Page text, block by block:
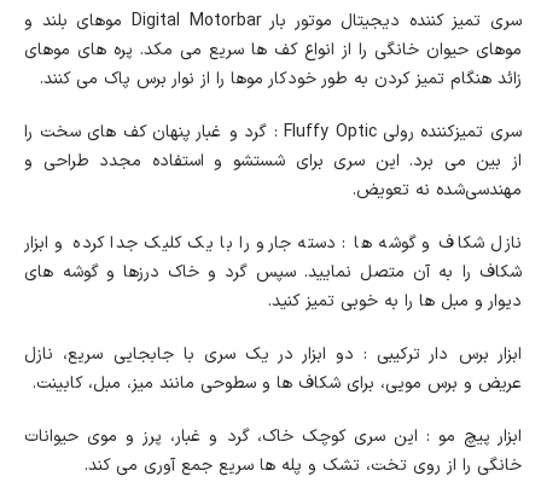
سری تمیز کننده دیجیتال موتور بار Digital Motorbar موهای بلند و
موهای حیوان خانگی را از انواع کف ها سریع می مکد. پره های موهای
زائد هنگام تمیز کردن به طور خودکار موها را از نوار برس پاک می کنند.
سری تمیزکننده رولی Fluffy Optic : گرد و غبار پنهان کف های سخت را
از بین می برد. این سری برای شستشو و استفاده مجدد طراحی و
مهندسی‌شده نه تعویض.
نازل شکاف و گوشه ها : دسته جارو را با یک کلیک جدا کرده و ابزار
شکاف را به آن متصل نمایید. سپس گرد و خاک درزها و گوشه های
دیوار و مبل ها را به خوبی تمیز کنید.
ابزار برس دار ترکیبی : دو ابزار در یک سری با جابجایی سریع، نازل
عریض و برس مویی، برای شکاف ها و سطوحی مانند میز، مبل، کابینت.
ابزار پیچ مو : این سری کوچک خاک، گرد و غبار، پرز و موی حیوانات
خانگی را از روی تخت، تشک و پله ها سریع جمع آوری می کند.